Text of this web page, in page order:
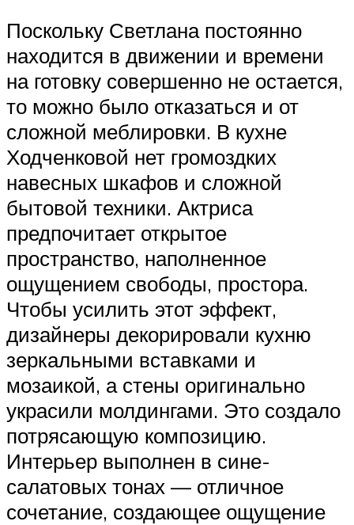
Поскольку Светлана постоянно
находится в движении и времени
на готовку совершенно не остается,
то можно было отказаться и от
сложной меблировки. В кухне
Ходченковой нет громоздких
навесных шкафов и сложной
бытовой техники. Актриса
предпочитает открытое
пространство, наполненное
ощущением свободы, простора.
Чтобы усилить этот эффект,
дизайнеры декорировали кухню
зеркальными вставками и
мозаикой, а стены оригинально
украсили молдингами. Это создало
потрясающую композицию.
Интерьер выполнен в сине-
салатовых тонах — отличное
сочетание, создающее ощущение